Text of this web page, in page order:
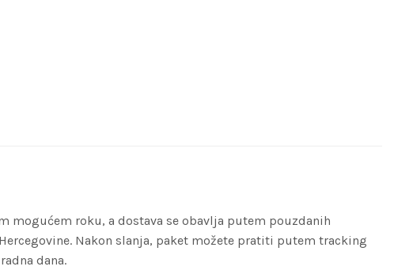
mogućem roku, a dostava se obavlja putem pouzdanih
Nakon slanja, paket možete pratiti putem tracking
dana.